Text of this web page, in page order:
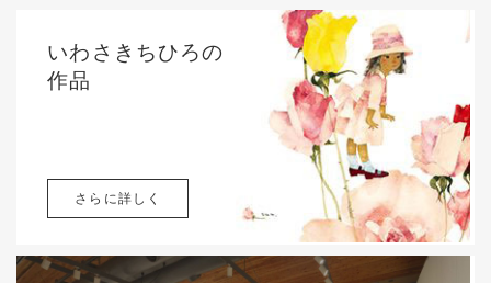
いわさきちひろの
作品
さらに詳しく